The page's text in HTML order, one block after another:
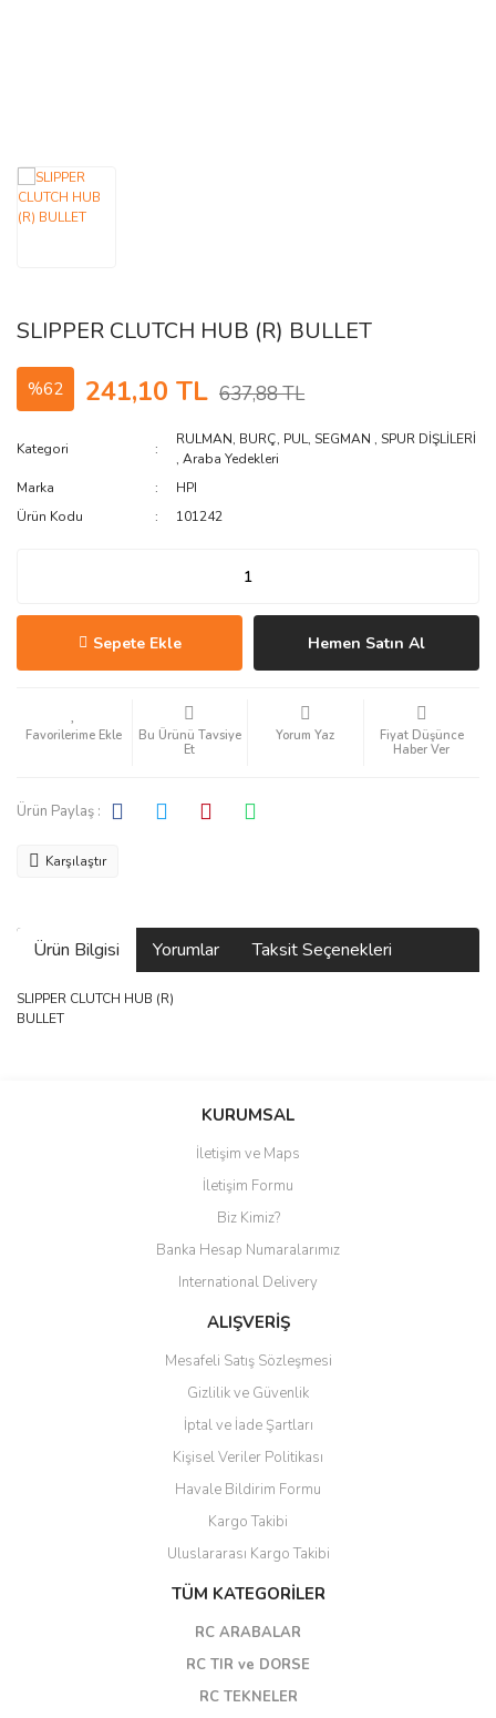
SLIPPER CLUTCH HUB (R) BULLET
%62 241,10 TL 637,88 TL
Kategori
RULMAN, BURÇ, PUL, SEGMAN ,SPUR DİŞLİLERİ
,Araba Yedekleri
Marka
HPI
Ürün Kodu
101242
Sepete Ekle Hemen Satın Al
Bu Ürünü Tavsiye
Et
Yorum Yaz
Fiyat Düşünce
Haber Ver
Ürün Paylaş :
Karşılaştır
Ürün Bilgisi Yorumlar Taksit Seçenekleri
SLIPPER CLUTCH HUB (R)
BULLET
Bu ürüne ilk yorumu siz yapın!
Yorum Yaz
KURUMSAL
İletişim ve Maps
İletişim Formu
Biz Kimiz?
Banka Hesap Numaralarımız
International Delivery
ALIŞVERİŞ
Mesafeli Satış Sözleşmesi
Gizlilik ve Güvenlik
İptal ve İade Şartları
Kişisel Veriler Politikası
Havale Bildirim Formu
Kargo Takibi
Uluslararası Kargo Takibi
TÜM KATEGORİLER
RC ARABALAR
RC TIR ve DORSE
RC TEKNELER
TEKNİK KİTAP ve KATALOGLAR